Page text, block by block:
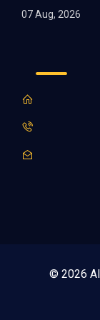
07 Aug, 2026
© 2026